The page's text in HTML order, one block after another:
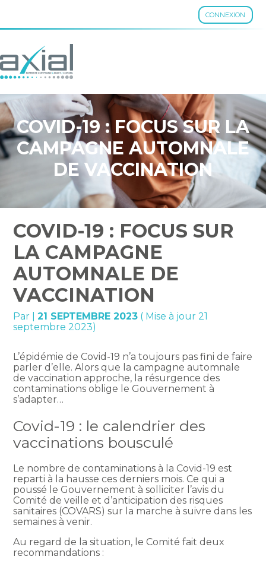
CONNEXION
Aller
au
COVID-19 : FOCUS SUR LA
CAMPAGNE AUTOMNALE
DE VACCINATION
COVID-19 : FOCUS SUR
LA CAMPAGNE
AUTOMNALE DE
VACCINATION
Par |21 SEPTEMBRE 2023 ( Mise à jour 21
septembre 2023)
L’épidémie de Covid-19 n’a toujours pas fini de faire
parler d’elle. Alors que la campagne automnale
de vaccination approche, la résurgence des
contaminations oblige le Gouvernement à
s’adapter…
Covid-19 : le calendrier des
vaccinations bousculé
Le nombre de contaminations à la Covid-19 est
reparti à la hausse ces derniers mois. Ce qui a
poussé le Gouvernement à solliciter l’avis du
Comité de veille et d’anticipation des risques
sanitaires (COVARS) sur la marche à suivre dans les
semaines à venir.
Au regard de la situation, le Comité fait deux
recommandations :